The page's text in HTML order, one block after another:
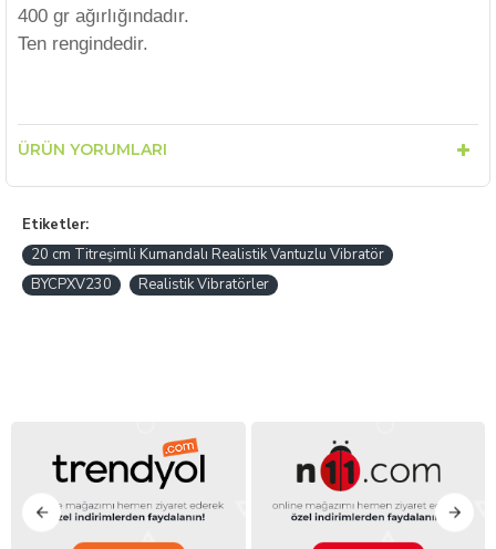
400 gr ağırlığındadır.
Ten rengindedir.
ÜRÜN YORUMLARI
Etiketler:
20 cm Titreşimli Kumandalı Realistik Vantuzlu Vibratör
BYCPXV230
Realistik Vibratörler